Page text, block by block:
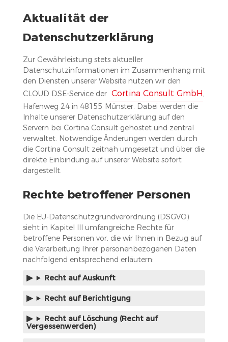
Aktualität der
Datenschutzerklärung
Zur Gewährleistung stets aktueller
Datenschutzinformationen im Zusammenhang mit
den Diensten unserer Website nutzen wir den
CLOUD DSE-Service der Cortina Consult GmbH,
Hafenweg 24 in 48155 Münster. Dabei werden die
Inhalte unserer Datenschutzerklärung auf den
Servern bei Cortina Consult gehostet und zentral
verwaltet. Notwendige Änderungen werden durch
die Cortina Consult zeitnah umgesetzt und über die
direkte Einbindung auf unserer Website sofort
dargestellt.
Rechte betroffener Personen
Die EU-Datenschutzgrundverordnung (DSGVO)
sieht in Kapitel III umfangreiche Rechte für
betroffene Personen vor, die wir Ihnen in Bezug auf
die Verarbeitung Ihrer personenbezogenen Daten
nachfolgend entsprechend erläutern:
Recht auf Auskunft
Recht auf Berichtigung
Recht auf Löschung (Recht auf
Vergessenwerden)